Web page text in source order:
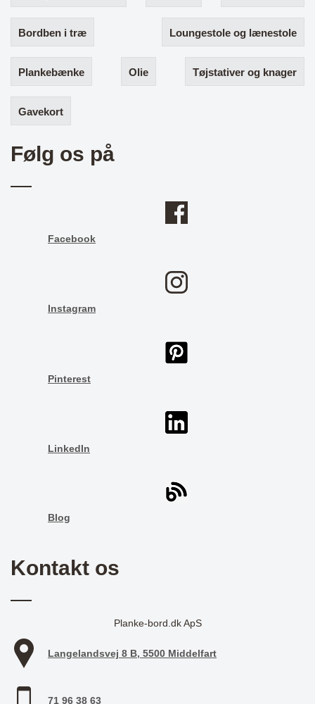
Bordben i træ Loungestole og lænestole
Plankebænke Olie Tøjstativer og knager
Gavekort
Følg os på
Facebook
Instagram
Pinterest
LinkedIn
Blog
Kontakt os
Planke-bord.dk ApS
Langelandsvej 8 B, 5500 Middelfart
71 96 38 63